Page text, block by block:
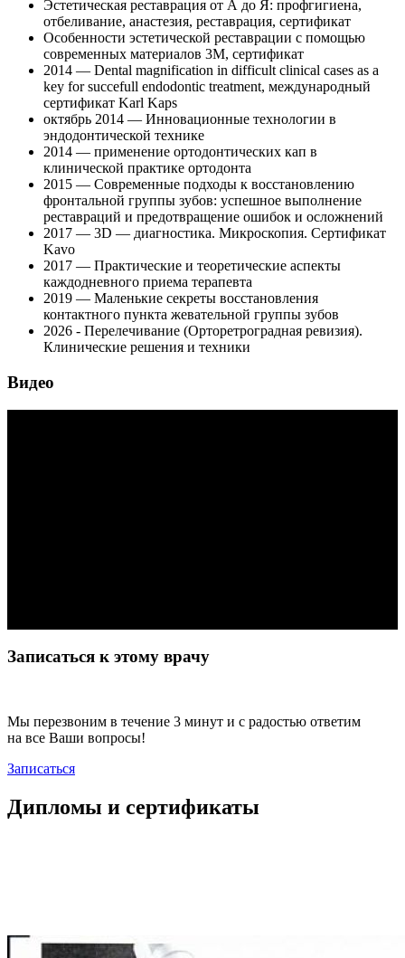
Эстетическая реставрация от А до Я: профгигиена,
отбеливание, анастезия, реставрация, сертификат
Особенности эстетической реставрации с помощью
современных материалов 3М, сертификат
2014 — Dental magnification in difficult clinical cases as a
key for succefull endodontic treatment, международный
сертификат Karl Kaps
октябрь 2014 — Инновационные технологии в
эндодонтической технике
2014 — применение ортодонтических кап в
клинической практике ортодонта
2015 — Современные подходы к восстановлению
фронтальной группы зубов: успешное выполнение
реставраций и предотвращение ошибок и осложнений
2017 — 3D — диагностика. Микроскопия. Сертификат
Kavo
2017 — Практические и теоретические аспекты
каждодневного приема терапевта
2019 — Маленькие секреты восстановления
контактного пункта жевательной группы зубов
2026 - Перелечивание (Орторетроградная ревизия).
Клинические решения и техники
Видео
Записаться к этому врачу
Мы перезвоним в течение 3 минут и с радостью ответим
на все Ваши вопросы!
Записаться
Дипломы и сертификаты